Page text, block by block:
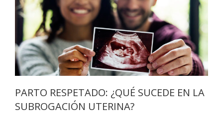
PARTO RESPETADO: ¿QUÉ SUCEDE EN LA
SUBROGACIÓN UTERINA?